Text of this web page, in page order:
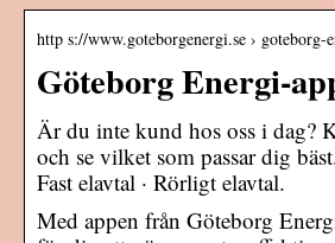
http s://www.goteborgenergi.se › goteborg-
Göteborg Energi-
Är du inte kund hos oss i dag?
och se vilket som passar dig
Fast elavtal · Rörligt elavtal.
Med appen från Göteborg